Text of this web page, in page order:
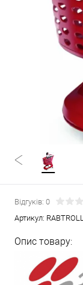
Відгуків: 0
Артикул:
Опис товару: